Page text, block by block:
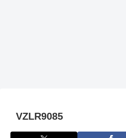
VZLR9085